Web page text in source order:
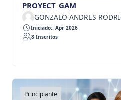
PROYECT_GAM
GONZALO ANDRES
Iniciado:: Apr 2026
8 Inscritos
Principiante